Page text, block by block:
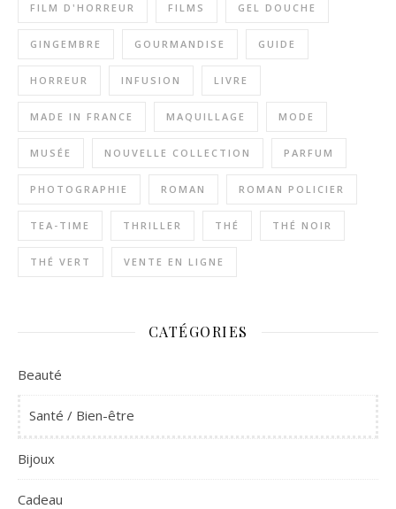
FILM D'HORREUR FILMS GEL DOUCHE
GINGEMBRE GOURMANDISE GUIDE
HORREUR INFUSION LIVRE
MADE IN FRANCE MAQUILLAGE MODE
MUSÉE NOUVELLE COLLECTION PARFUM
PHOTOGRAPHIE ROMAN ROMAN POLICIER
TEA-TIME THRILLER THÉ THÉ NOIR
THÉ VERT VENTE EN LIGNE
CATÉGORIES
Beauté
Santé / Bien-être
Bijoux
Cadeau